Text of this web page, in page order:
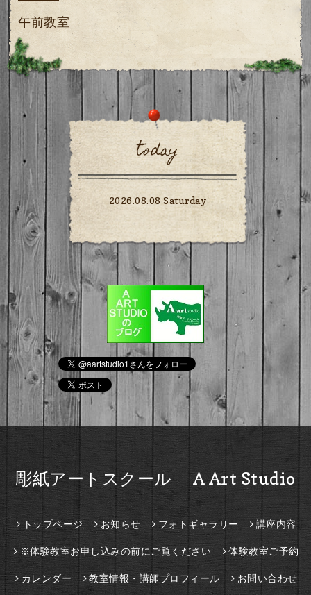
午前教室
today
2026.08.08 Saturday
彫紙アートスクール A Art Studio
トップページ お知らせ フォトギャラリー 講座内容
※体験教室お申し込みの前にご覧ください 体験教室ご予約
カレンダー 教室情報・講師プロフィール お問い合わせ